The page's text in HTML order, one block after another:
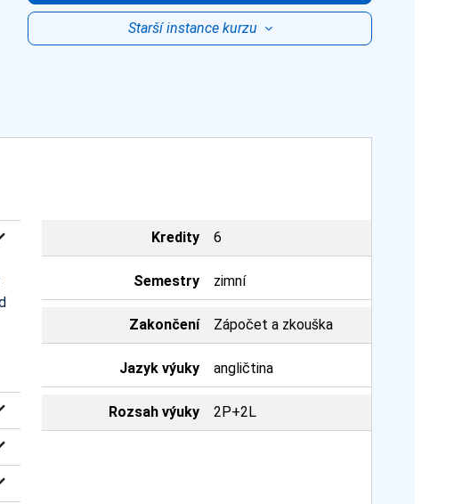
Starší instance kurzu
Kredity 6
Semestry zimní
Zakončení Zápočet a zkouška
Jazyk výuky angličtina
Rozsah výuky 2P+2L